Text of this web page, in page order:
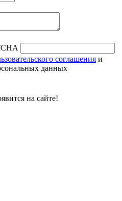
соглашения и
данных
на сайте!